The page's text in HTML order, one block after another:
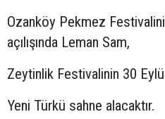
Ozanköy Pekmez
açılışında Leman Sam,
Zeytinlik Festivalinin 30
Yeni Türkü sahne alacaktır.